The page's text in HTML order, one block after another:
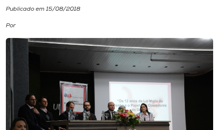
Cultura
Biblioteca
Publicado em 15/08/2018
Por